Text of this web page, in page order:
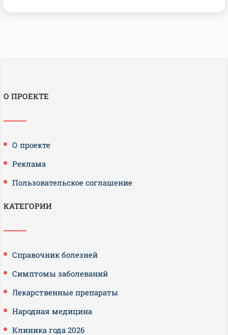
О ПРОЕКТЕ
О проекте
Реклама
Пользовательское соглашение
КАТЕГОРИИ
Справочник болезней
Симптомы заболеваний
Лекарственные препараты
Народная медицина
Клиника года 2026